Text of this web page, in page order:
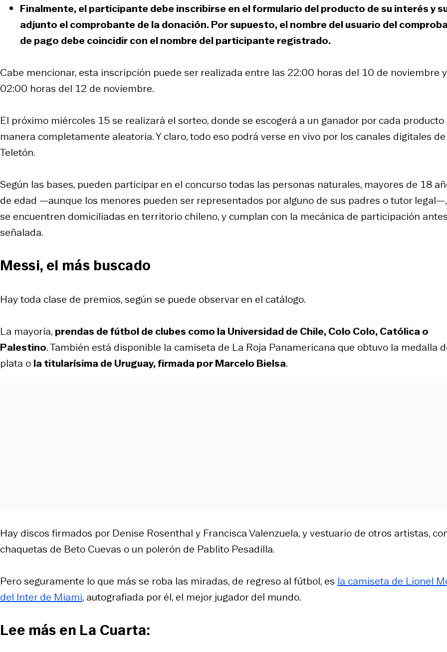
Finalmente, el participante debe inscribirse en el formulario del producto de su interés y
adjunto el comprobante de la donación. Por supuesto, el nombre del usuario del
de pago debe coincidir con el nombre del participante registrado.
Cabe mencionar, esta inscripción puede ser realizada entre las 22:00 horas del 10 de noviembre
02:00 horas del 12 de noviembre.
El próximo miércoles 15 se realizará el sorteo, donde se escogerá a un ganador por cada producto
manera completamente aleatoria. Y claro, todo eso podrá verse en vivo por los canales digitales de
Teletón.
Según las bases, pueden participar en el concurso todas las personas naturales, mayores de 18
de edad —aunque los menores pueden ser representados por alguno de sus padres o tutor
se encuentren domiciliadas en territorio chileno, y cumplan con la mecánica de participación
señalada.
Messi, el más buscado
Hay toda clase de premios, según se puede observar en el catálogo.
La mayoría, prendas de fútbol de clubes como la Universidad de Chile, Colo Colo, Católica o
Palestino. También está disponible la camiseta de La Roja Panamericana que obtuvo la medalla
plata o la titularísima de Uruguay, firmada por Marcelo Bielsa.
Hay discos firmados por Denise Rosenthal y Francisca Valenzuela, y vestuario de otros artistas,
chaquetas de Beto Cuevas o un polerón de Pablito Pesadilla.
Pero seguramente lo que más se roba las miradas, de regreso al fútbol, es la camiseta de Lionel
del Inter de Miami, autografiada por él, el mejor jugador del mundo.
Lee más en La Cuarta: